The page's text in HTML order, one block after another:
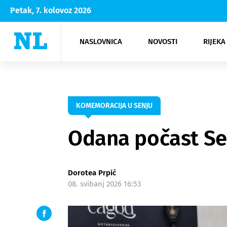
Petak, 7. kolovoz 2026
NASLOVNICA NOVOSTI
Rijeka Opatija
NK
Moda
Kultura
KOMEMORACIJA U SENJU
Odana počast
Dorotea Prpić
08. svibanj 2026 16:53